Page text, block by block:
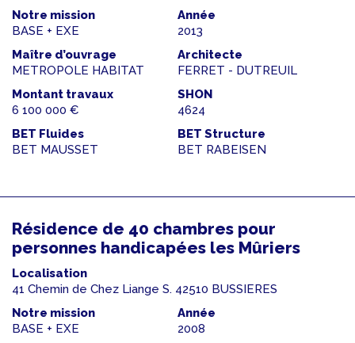
Notre mission
BASE + EXE
Année
2013
Maître d’ouvrage
METROPOLE HABITAT
Architecte
FERRET - DUTREUIL
Montant travaux
6 100 000 €
SHON
4624
BET Fluides
BET MAUSSET
BET Structure
BET RABEISEN
Résidence de 40 chambres pour
personnes handicapées les Mûriers
Localisation
41 Chemin de Chez Liange S. 42510 BUSSIERES
Notre mission
BASE + EXE
Année
2008